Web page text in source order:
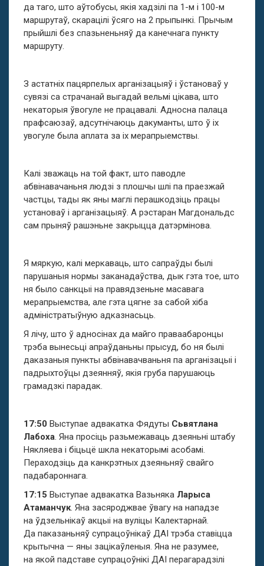
да таго, што аўтобусы, якія хадзілі па 1-м і 100-м
маршрутаў, скарацілі ўсяго на 2 прыпынкі. Прычым
прыйшлі без спазьненьняў да канечнага пункту
маршруту.
З астатніх пацярпелых арганізацыяў і ўстановаў у
сувязі са страчанай выгадай вельмі цікава, што
некаторыя ўвогуле не працавалі. Адносна палаца
прафсаюзаў, адсутнічаюць дакуманты, што ў іх
увогуле была аплата за іх мерапрыемствы.
Калі зважаць на той факт, што паводле
абвінавачаньня людзі з плошчы шлі па праезжай
частцы, тады як яны маглі перашкодзіць працы
установаў і арганізацыяў. А рэстаран Магдональдс
сам прыняў рашэньне закрыцца датэрмінова.
Я мяркую, калі меркаваць, што сапраўды былі
парушаныя нормы заканадаўства, дык гэта тое, што
ня было санкцыі на правядзеньне масавага
мерапрыемства, але гэта цягне за сабой хіба
адміністратыўную адказнасьць.
Я лічу, што ў адносінах да майго праваабаронцы
трэба вынесьці апраўданьны прысуд, бо ня былі
даказаныя пункты абвінавачваньня па арганізацыі і
падрыхтоўцы дзеянняў, якія груба парушаюць
грамадзкі парадак.
17:50 Выступае адвакатка Фядуты Сьвятлана
Лабоха. Яна просіць разьмежаваць дзеяньні штабу
Някляева і біцьцё шкла некаторымі асобамі.
Пераходзіць да канкрэтных дзеяньняў свайго
падабароннага.
17:15 Выступае адвакатка Вазьняка Ларыса
Атаманчук. Яна засяроджвае ўвагу на нападзе
на ўдзельнікаў акцыі на вуліцы Калектарнай.
Да паказаньняў супрацоўнікаў ДАІ трэба ставіцца
крытычна — яны зацікаўленыя. Яна не разумее,
на якой падставе супрацоўнікі ДАІ перагарадзілі